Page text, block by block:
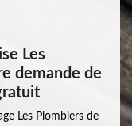
Les
demande de
Les Plombiers de